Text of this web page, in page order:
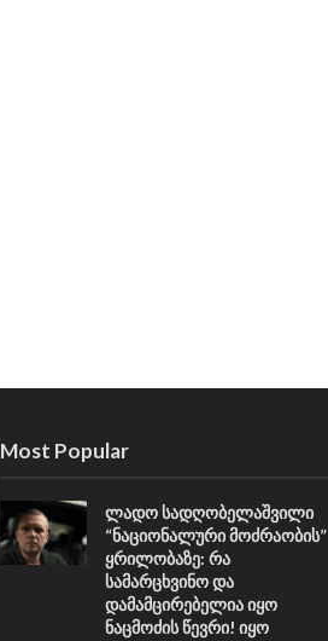
Most Popular
ლადო სადღობელაშვილი
“ნაციონალური მოძრაობის”
ყრილობაზე: რა
სამარცხვინო და
დამამცირებელია იყო
ნაცმოძის წევრი! იყო